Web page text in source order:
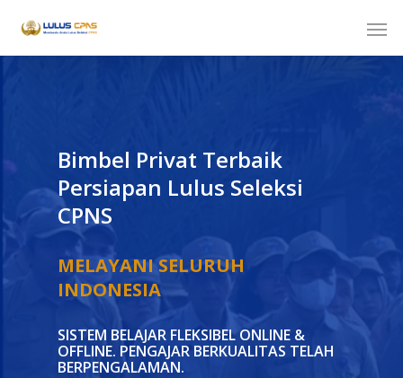
Bimbel Privat Terbaik
Persiapan Lulus Seleksi
CPNS
MELAYANI SELURUH
INDONESIA
SISTEM BELAJAR FLEKSIBEL ONLINE &
OFFLINE. PENGAJAR BERKUALITAS TELAH
BERPENGALAMAN.